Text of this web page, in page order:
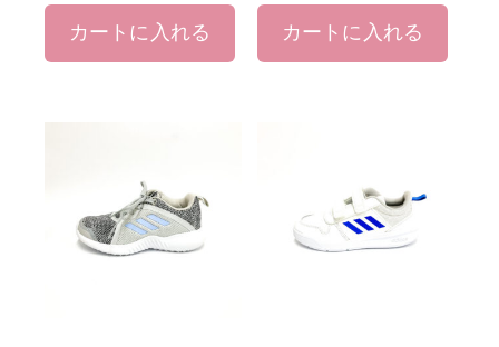
カートに入れる カートに入れる